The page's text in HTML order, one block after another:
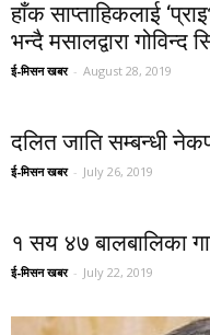
हाँक साप्ताहिकलाई
भन्दै मसालद्वारा गोविन्द
ई-मिसन खबर - August 28, 2019
दलित जाति सम्बन्धी
ई-मिसन खबर - July 26, 2019
१ सय ४७ बालबालिका
ई-मिसन खबर - July 22, 2019